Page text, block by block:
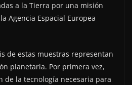
a la Tierra por una misión
Agencia Espacial Europea
de estas muestras representan
planetaria. Por primera vez,
de la tecnología necesaria para